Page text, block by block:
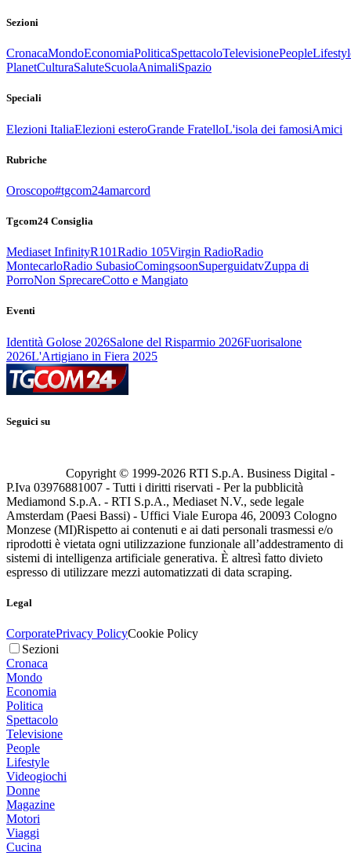
Sezioni
CronacaMondoEconomiaPoliticaSpettacoloTelevisionePeople
PlanetCulturaSaluteScuolaAnimaliSpazio
Speciali
Elezioni ItaliaElezioni esteroGrande FratelloL'isola dei famosiAmici
Rubriche
Oroscopo#tgcom24amarcord
Tgcom24 Consiglia
Mediaset InfinityR101Radio 105Virgin RadioRadio
MontecarloRadio SubasioComingsoonSuperguidatvZuppa di
PorroNon SprecareCotto e Mangiato
Eventi
Identità Golose 2026Salone del Risparmio 2026Fuorisalone
2026L'Artigiano in Fiera 2025
Seguici su
Copyright © 1999-2026 RTI S.p.A. Business Digital -
P.Iva 03976881007 - Tutti i diritti riservati - Per la pubblicità
Mediamond S.p.A. - RTI S.p.A., Mediaset N.V., sede legale
Amsterdam (Paesi Bassi) - Uffici Viale Europa 46, 20093 Cologno
Monzese (MI)Rispetto ai contenuti e ai dati personali trasmessi e/o
riprodotti è vietata ogni utilizzazione funzionale all’addestramento di
sistemi di intelligenza artificiale generativa. È altresì fatto divieto
espresso di utilizzare mezzi automatizzati di data scraping.
Legal
CorporatePrivacy PolicyCookie Policy
Sezioni
Cronaca
Mondo
Economia
Politica
Spettacolo
Televisione
People
Lifestyle
Videogiochi
Donne
Magazine
Motori
Viaggi
Cucina